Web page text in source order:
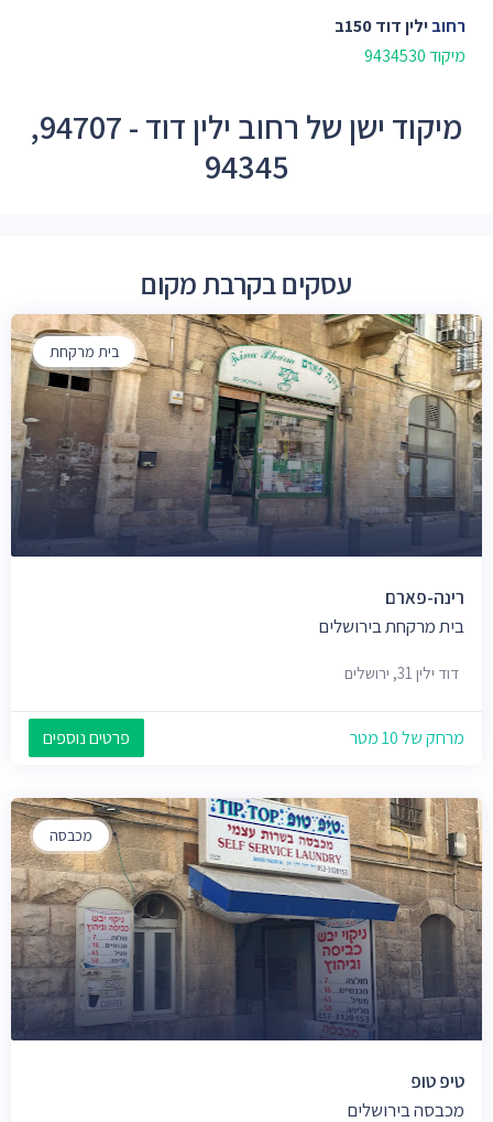
רחובילין דוד 150ב
מיקוד 9434530
מיקוד ישן של רחוב ילין דוד - 94707,
94345
עסקים בקרבת מקום
בית מרקחת
רינה-פארם
בית מרקחת בירושלים
דוד ילין 31, ירושלים
מרחק של 10 מטר פרטים נוספים
מכבסה
טיפ טופ
מכבסה בירושלים